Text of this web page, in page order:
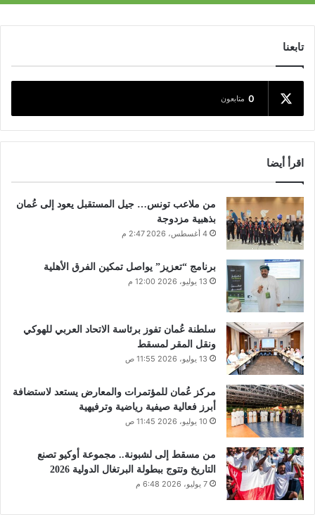
تابعنا
0 متابعون
اقرأ أيضا
من ملاعب تونس… جيل المستقبل يعود إلى عُمان
بذهبية مزدوجة
4 أغسطس، 2026 2:47 م
برنامج “تعزيز” يواصل تمكين الفرق الأهلية
13 يوليو، 2026 12:00 م
سلطنة عُمان تفوز برئاسة الاتحاد العربي للهوكي
ونقل المقر لمسقط
13 يوليو، 2026 11:55 ص
مركز عُمان للمؤتمرات والمعارض يستعد لاستضافة
أبرز فعالية صيفية رياضية وترفيهية
10 يوليو، 2026 11:45 ص
من مسقط إلى لشبونة.. مجموعة أوكيو تصنع
التاريخ وتتوج ببطولة البرتغال الدولية 2026
7 يوليو، 2026 6:48 م